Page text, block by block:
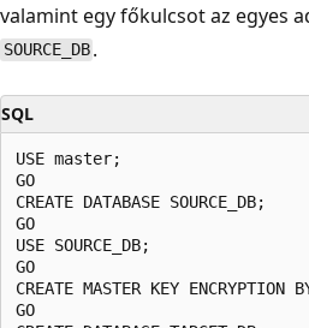
valamint egy főkulcsot az egyes
SOURCE_DB .
SQL
USE master;
GO
CREATE DATABASE SOURCE_DB;
GO
USE SOURCE_DB;
GO
CREATE MASTER KEY
GO